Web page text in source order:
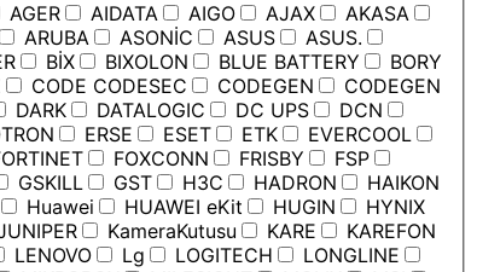
AGER AIDATA AIGO AJAX
AKASA
ARUBA ASONİC ASUS
ASUS.
BİX BIXOLON BLUE BATTERY
BORY
CODE CODESEC CODEGEN
CODEGEN
DARK DATALOGIC DC UPS
DCN
ERSE ESET ETK
EVERCOOL
FOXCONN FRISBY
FSP
GSKILL GST H3C HADRON
HAIKON
Huawei HUAWEI eKit HUGIN
HYNIX
KameraKutusu KARE
KAREFON
LENOVO Lg LOGITECH
LONGLINE